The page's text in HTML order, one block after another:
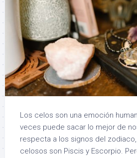
Los celos son una emoción
veces puede sacar lo mejor de
respecta a los signos del
celosos son Piscis y Escorpio.